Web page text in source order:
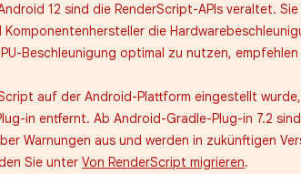
12 sind die RenderScript-APIs veraltet.
die
Beschleunigung optimal zu nutzen, empfehlen
auf der Android-Plattform eingestellt
in entfernt. Ab Android-Gradle-Plug-in 7.2
Warnungen aus und werden in zukünftigen
Sie unter Von RenderScript migrieren.